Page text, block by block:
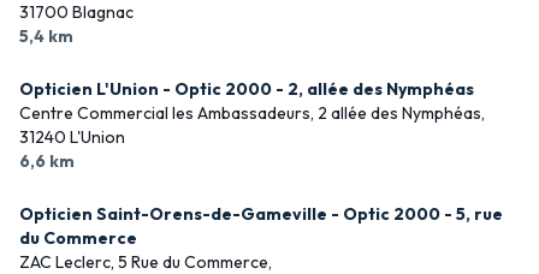
31700 Blagnac
5,4 km
Opticien L'Union - Optic 2000 - 2, allée des Nymphéas
Centre Commercial les Ambassadeurs, 2 allée des Nymphéas,
31240 L'Union
6,6 km
Opticien Saint-Orens-de-Gameville - Optic 2000 - 5, rue
du Commerce
ZAC Leclerc, 5 Rue du Commerce,